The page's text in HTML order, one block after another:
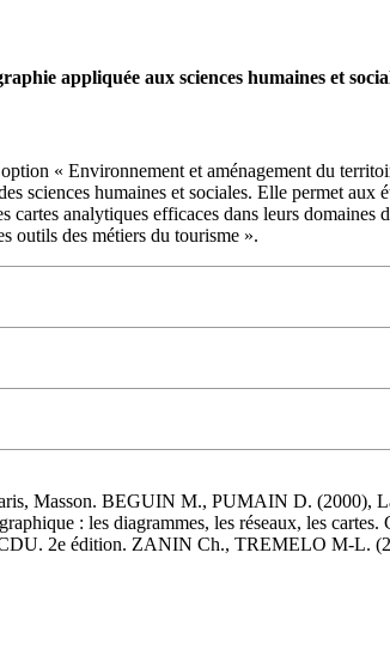
appliquée aux sciences humaines et
« Environnement et aménagement du
sciences humaines et sociales. Elle permet
analytiques efficaces dans leurs
outils des métiers du tourisme ».
Masson. BEGUIN M., PUMAIN D. (2000),
: les diagrammes, les réseaux, les
2e édition. ZANIN Ch., TREMELO M-L.